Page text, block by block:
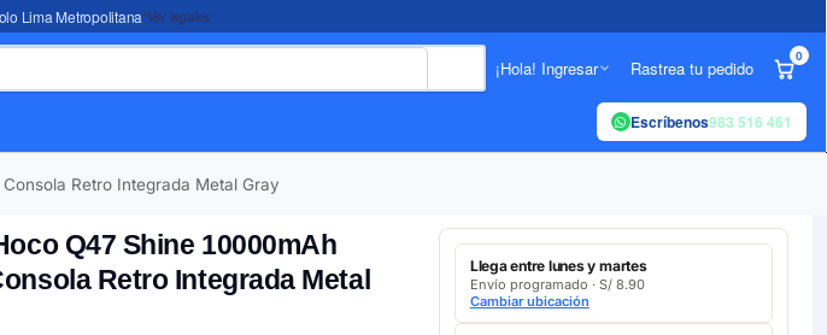
Lima Metropolitana*Ver legales
¡Hola! Ingresar Rastrea tu pedido
0
Escríbenos983 516 461
Retro Integrada Metal Gray
Q47 Shine 10000mAh
Retro Integrada Metal
Llega entre lunes y martes
Envío programado · S/ 8.90
Cambiar ubicación